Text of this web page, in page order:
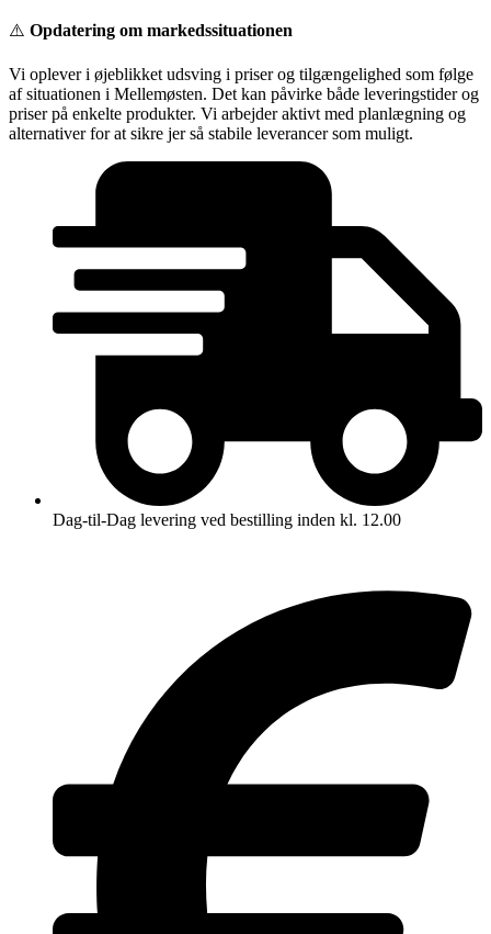
Videre
indhold
⚠️ Opdatering om markedssituationen
Vi oplever i øjeblikket udsving i priser og tilgængelighed som følge
af situationen i Mellemøsten. Det kan påvirke både leveringstider og
priser på enkelte produkter. Vi arbejder aktivt med planlægning og
alternativer for at sikre jer så stabile leverancer som muligt.
Dag-til-Dag levering ved bestilling inden kl. 12.00